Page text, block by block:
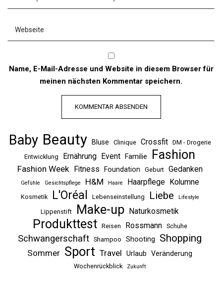
Name, E-Mail-Adresse und Website in diesem Browser für
meinen nächsten Kommentar speichern.
Baby Beauty Bluse Clinique Crossfit
DM - Drogerie
Entwicklung
Ernährung Event Familie Fashion
Fashion Week Fitness Foundation Geburt Gedanken
Gefühle Gesichtspflege H&M Haare Haarpflege Kolumne
Kosmetik L'Oréal Lebenseinstellung Liebe Lifestyle
Lippenstift Make-up Naturkosmetik
Produkttest Reisen Rossmann Schuhe
Schwangerschaft Shampoo Shooting Shopping
Sommer Sport Travel Urlaub Veränderung
Wochenrückblick Zukunft